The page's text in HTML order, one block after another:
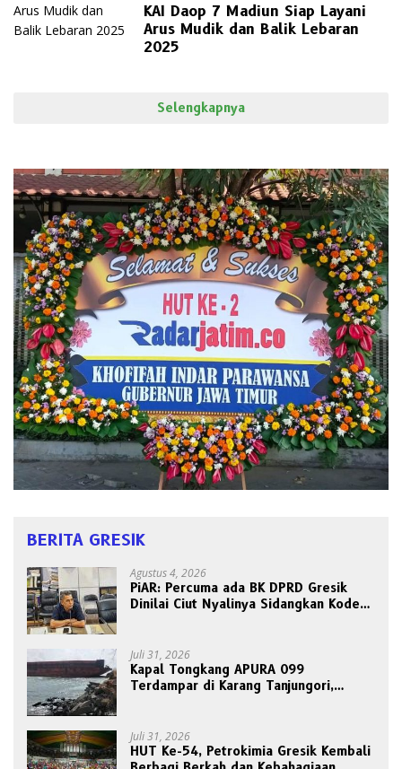
Maret 24, 2025
KAI Daop 7 Madiun Siap Layani
Arus Mudik dan Balik Lebaran
2025
Selengkapnya
BERITA GRESIK
Agustus 4, 2026
PiAR: Percuma ada BK DPRD Gresik
Dinilai Ciut Nyalinya Sidangkan Kode
Juli 31, 2026
Kapal Tongkang APURA 099
Terdampar di Karang Tanjungori,
Juli 31, 2026
HUT Ke-54, Petrokimia Gresik Kembali